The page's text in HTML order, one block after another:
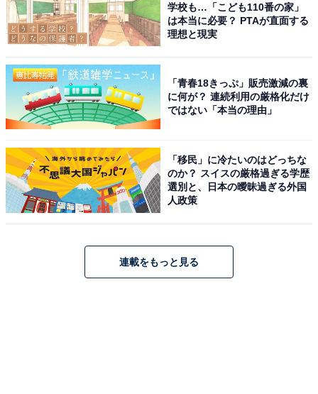
ど、ストレートで純粋な愛情表現から目が離せませんで
した。
回答者からは、「ゆきぽよは破天荒なかんじで面白い
（43歳女性）」「髪を黒くしたり頑張っている姿が良か
ったです（29歳女性）」「一生懸命なところや悪口を言
わないところがいい！（30歳女性）」「良いキャラクタ
ーだった。女性同士のギスギスした雰囲気を明るく面白
くしてくれていたので見ていて気持ちよかった（31歳女
性）」など、番組のムードメーカー的存在としても目立
っていたとの声もありました。
学校も…「こども110番の家」
は本当に必要？ PTAが直面する
理想と現実
「青春18きっぷ」販売激減の裏
に何が？ 連続利用の厳格化だけ
ではない「本当の理由」
「移民」に冷たいのはどっちな
のか？ スイスの厳格過ぎる学歴
選別と、日本の曖昧過ぎる外国
人政策
連載をもっと見る